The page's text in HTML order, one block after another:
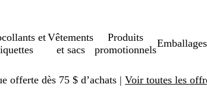
etVêtements
et sacs
Produits
promotionnels
Emballages
offerte dès 75 $ d’achats | Voir toutes les